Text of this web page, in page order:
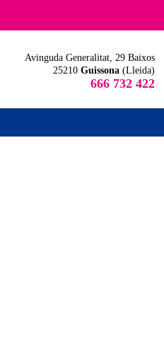
Avinguda Generalitat, 29 Baixos
25210 Guissona (Lleida)
666 732 422